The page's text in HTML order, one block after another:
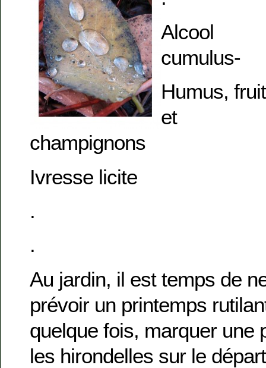
Alcool
cumulus-
Humus,
et
champignons
Ivresse licite
.
.
Au jardin, il est temps de
prévoir un printemps
quelque fois, marquer une
les hirondelles sur le